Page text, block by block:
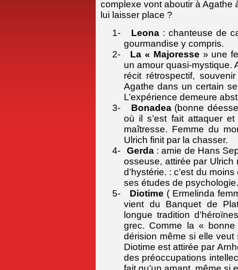
complexe vont aboutir à Agathe
lui laisser place ?
1-
Leona: chanteuse de
gourmandise y compris.
2-
La « Majoresse » une
un amour quasi-mystique.
récit rétrospectif,
Agathe dans un certain
L’expérience demeure
3-
Bonadea(bonne
où il s’est fait attaquer
maîtresse. Femme du
Ulrich finit par la chasser.
4-
Gerda: amie de Hans
osseuse, attirée par
d’hystérie. : c’est du
ses études de psychologie.
5-
Diotime ( Ermelinda
vient du Banquet de
longue tradition
grec. Comme la «
dérision même si elle
Diotime est attirée par
des préoccupations